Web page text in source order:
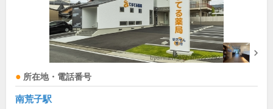
所在地・電話番号
南荒子駅